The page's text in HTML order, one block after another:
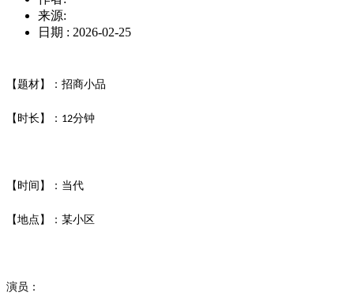
来源:
日期 : 2026-02-25
【题材】：招商小品
【时长】： 12分钟
【时间】：当代
【地点】：某小区
演员：